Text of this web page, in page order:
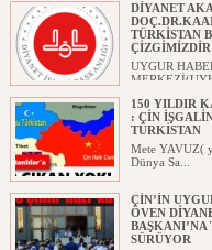
DİYANET
TÜRKİSTAN
UYGUR
150 YILDIR
: ÇİN
TÜRKİSTAN
Mete YAVUZ(
Dünya Sa...
ÇİN’İN
ÖVEN
BAŞKANI’NA
SÜRÜYOR